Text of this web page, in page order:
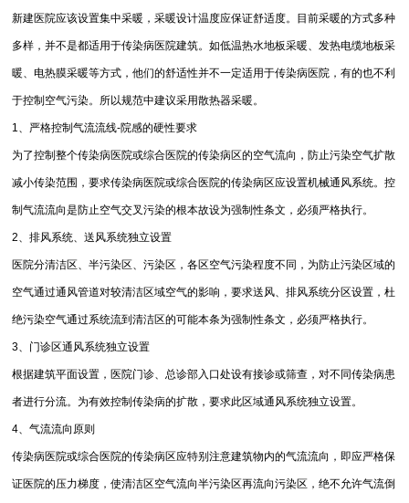
新建医院应该设置集中采暖，采暖设计温度应保证舒适度。目前采暖的方式多种
多样，并不是都适用于传染病医院建筑。如低温热水地板采暖、发热电缆地板采
暖、电热膜采暖等方式，他们的舒适性并不一定适用于传染病医院，有的也不利
于控制空气污染。所以规范中建议采用散热器采暖。
1、严格控制气流流线-院感的硬性要求
为了控制整个传染病医院或综合医院的传染病区的空气流向，防止污染空气扩散
减小传染范围，要求传染病医院或综合医院的传染病区应设置机械通风系统。控
制气流流向是防止空气交叉污染的根本故设为强制性条文，必须严格执行。
2、排风系统、送风系统独立设置
医院分清洁区、半污染区、污染区，各区空气污染程度不同，为防止污染区域的
空气通过通风管道对较清洁区域空气的影响，要求送风、排风系统分区设置，杜
绝污染空气通过系统流到清洁区的可能本条为强制性条文，必须严格执行。
3、门诊区通风系统独立设置
根据建筑平面设置，医院门诊、总诊部入口处设有接诊或筛查，对不同传染病患
者进行分流。为有效控制传染病的扩散，要求此区域通风系统独立设置。
4、气流流向原则
传染病医院或综合医院的传染病区应特别注意建筑物内的气流流向，即应严格保
证医院的压力梯度，使清洁区空气流向半污染区再流向污染区，绝不允许气流倒